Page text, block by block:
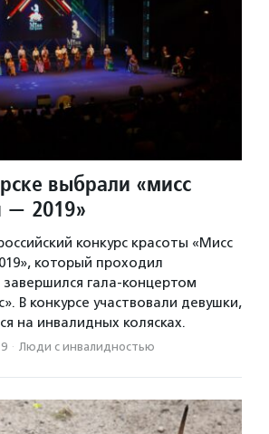
выбрали «мисс
— 2019»
конкурс красоты «Мисс
который проходил
завершился гала-концертом
В конкурсе участвовали девушки,
на инвалидных колясках.
· Люди с инвалидностью